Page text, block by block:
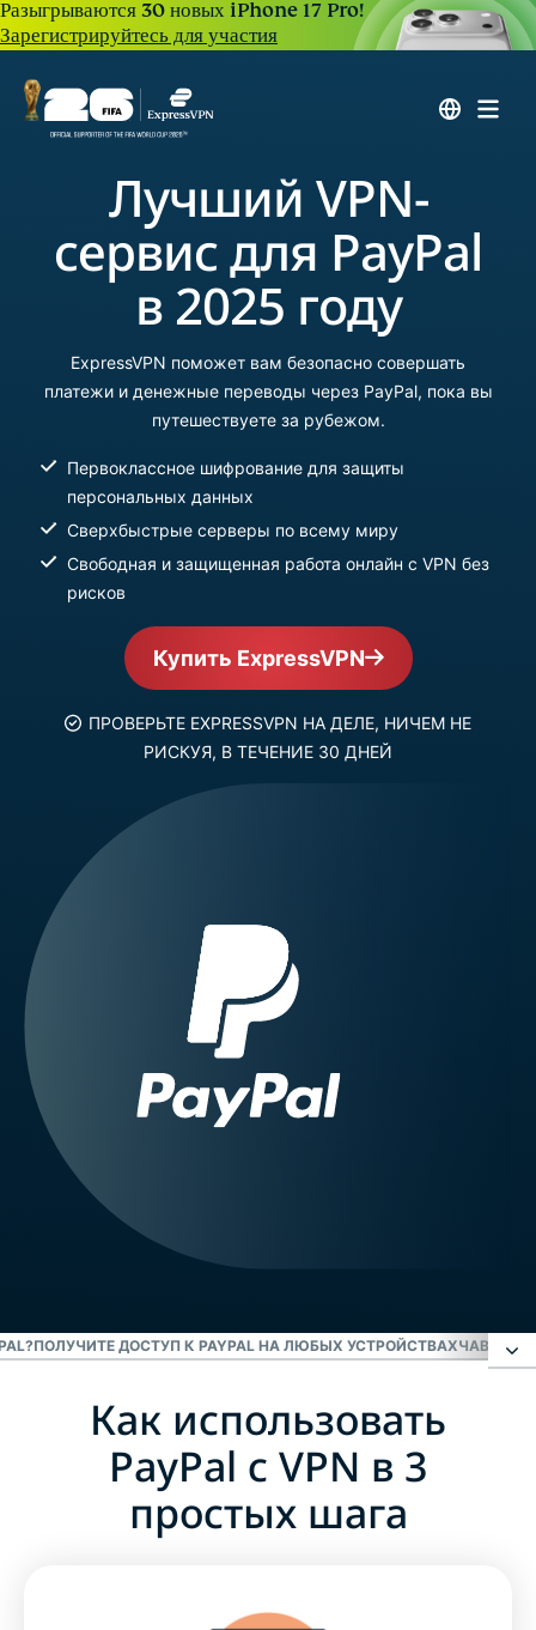
Разыгрываются 30 новых iPhone 17 Pro!
Зарегистрируйтесь для участия
Лучший VPN-
сервис для PayPal
в 2025 году
ExpressVPN поможет вам безопасно совершать
платежи и денежные переводы через PayPal, пока вы
путешествуете за рубежом.
Первоклассное шифрование для защиты
персональных данных
Сверхбыстрые серверы по всему миру
Свободная и защищенная работа онлайн с VPN без
рисков
Купить ExpressVPN
ПРОВЕРЬТЕ EXPRESSVPN НА ДЕЛЕ, НИЧЕМ НЕ
РИСКУЯ, В ТЕЧЕНИЕ 30 ДНЕЙ
ПОЛУЧИТЕ ДОСТУП К PAYPAL НА ЛЮБЫХ УСТРОЙСТВАХЧАВО:
Как использовать PayPal с VPN в 3 простых
Что такое PayPal?
Как использовать
PayPal с VPN в 3
простых шага